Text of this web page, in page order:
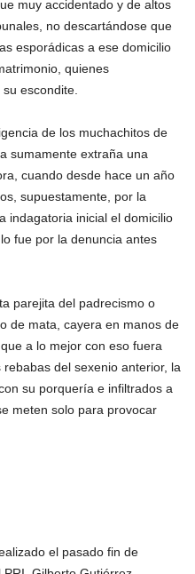
muy accidentado y de altos
no descartándose que
esporádicas a ese domicilio
quienes
escondite.
de los muchachitos de
sumamente extraña una
cuando desde hace un año
supuestamente, por la
indagatoria inicial el domicilio
fue por la denuncia antes
parejita del padrecismo o
de mata, cayera en manos de
a lo mejor con eso fuera
del sexenio anterior, la
su porquería e infiltrados a
meten solo para provocar
el pasado fin de